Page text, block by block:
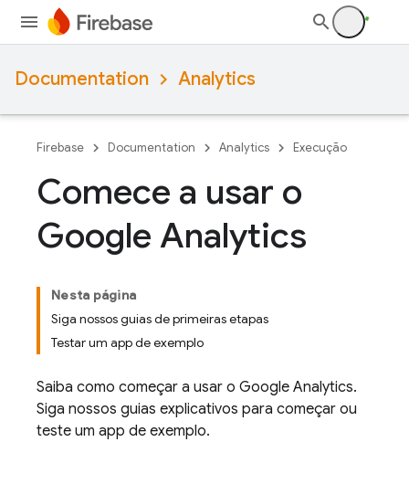
Documentation Analytics
Firebase Documentation Analytics Execução
Comece a usar o
Google Analytics
Nesta página
Siga nossos guias de primeiras etapas
Testar um app de exemplo
Saiba como começar a usar o Google Analytics.
Siga nossos guias explicativos para começar ou
teste um app de exemplo.